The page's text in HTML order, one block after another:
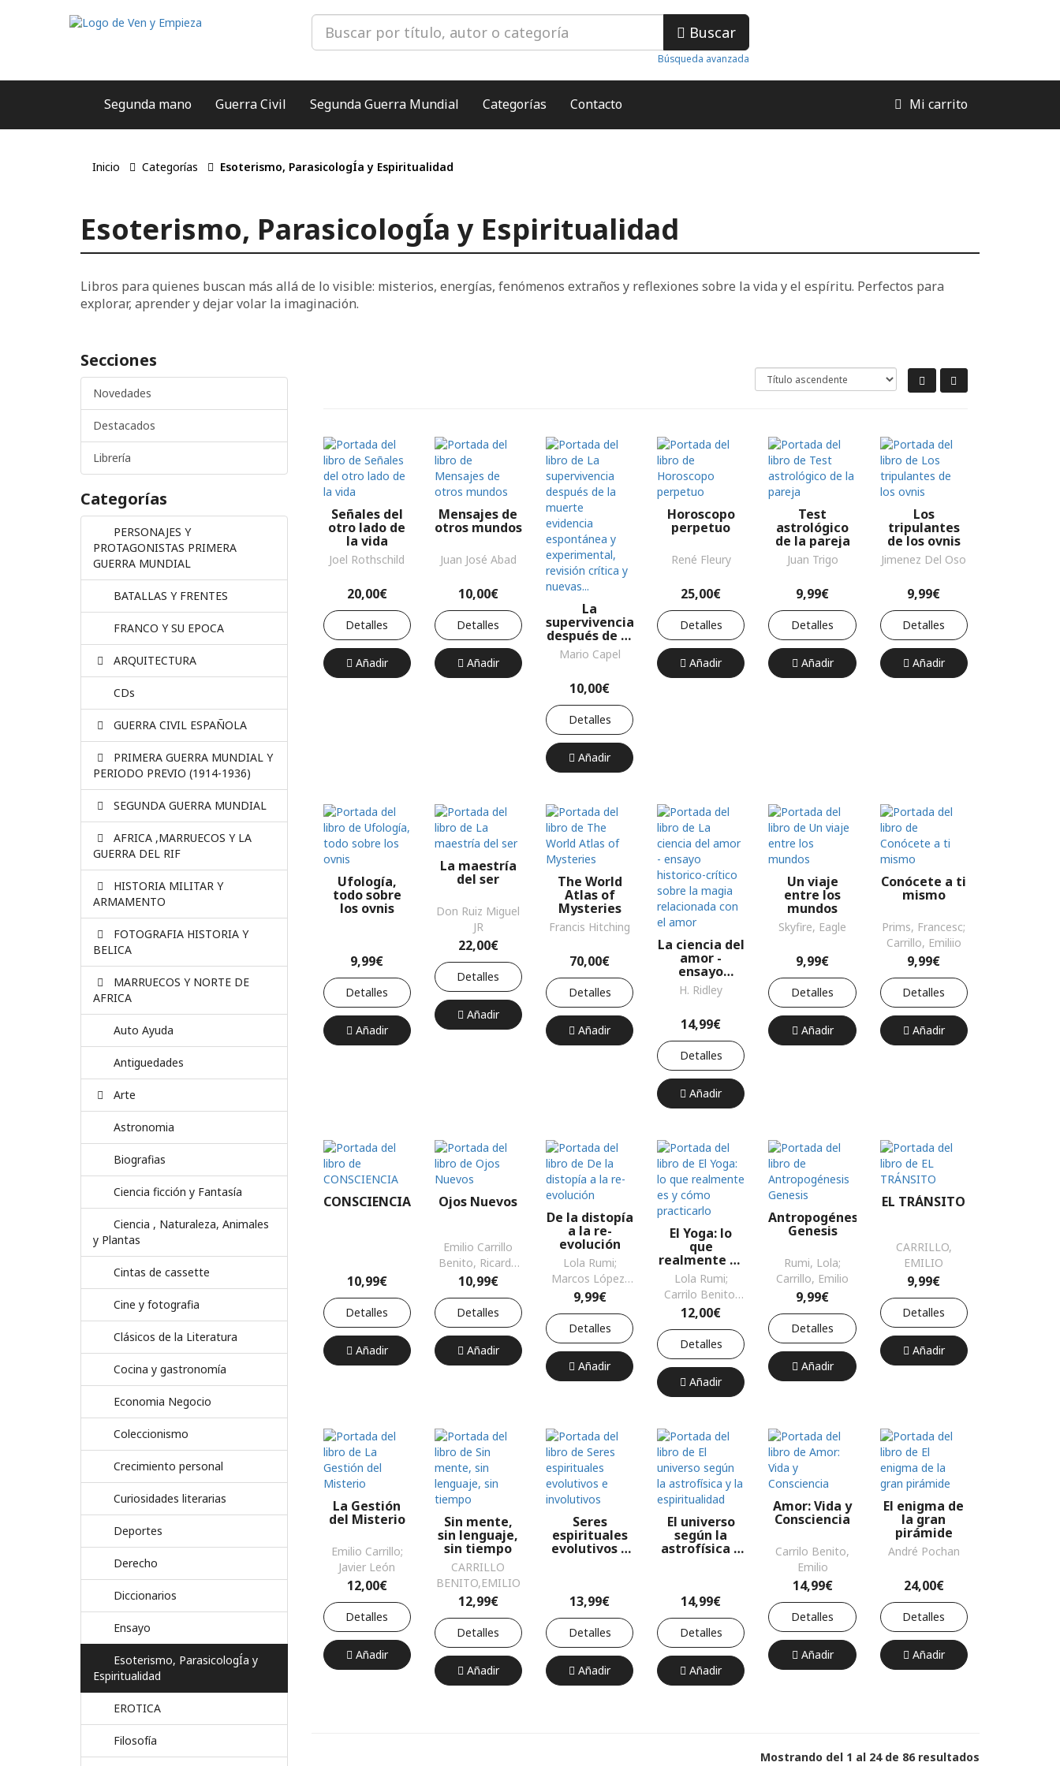
Buscar
Búsqueda avanzada
Segunda mano Guerra Civil Segunda Guerra Mundial Categorías Contacto Mi carrito
Inicio Categorías Esoterismo, ParasicologÍa y Espiritualidad
Esoterismo, ParasicologÍa y Espiritualidad
Libros para quienes buscan más allá de lo visible: misterios, energías, fenómenos extraños y reflexiones sobre la vida y el espíritu. Perfectos para
explorar, aprender y dejar volar la imaginación.
Señales del
otro lado de
la vida
Joel Rothschild
20,00€
Detalles
Añadir
Mensajes de
otros mundos
Juan José Abad
10,00€
Detalles
Añadir
La
supervivencia
después de la
muerte
evidencia
experimental,
revisión
crítica y
nuevas...
Mario Capel
10,00€
Detalles
Añadir
Horoscopo
perpetuo
René Fleury
25,00€
Detalles
Añadir
Test
astrológico
de la pareja
Juan Trigo
9,99€
Detalles
Añadir
Los
tripulantes
de los ovnis
Jimenez Del Oso
9,99€
Detalles
Añadir
Ufología,
todo sobre
los ovnis
9,99€
Detalles
Añadir
La maestría
del ser
Don Ruiz Miguel
JR
22,00€
Detalles
Añadir
The World
Atlas of
Mysteries
Francis Hitching
70,00€
Detalles
Añadir
La ciencia del
amor -
ensayo
historico-
crítico sobre
relacionada
con el amor
H. Ridley
14,99€
Detalles
Añadir
Un viaje
entre los
mundos
Skyfire, Eagle
9,99€
Detalles
Añadir
Conócete a ti
mismo
Prims, Francesc;
Carrillo, Emiliio
9,99€
Detalles
Añadir
CONSCIENCIA
10,99€
Detalles
Añadir
Ojos Nuevos
Emilio Carrillo
Benito, Ricardo
Muñoz Martínez
10,99€
Detalles
Añadir
De la distopía
a la re-
evolución
Lola Rumi;
Marcos López,
Vicente Marcos;
Sergio;
Grinszpun,
Ricardo Andrés;
González
Delagado
Gutiérrez, José
Alfonso; Carrillo
Benito, Emilio
9,99€
Detalles
Añadir
El Yoga: lo
que
realmente es
y cómo
practicarlo
Lola Rumi;
Carrilo Benito,
Emilio
12,00€
Detalles
Añadir
Antropogénesis
Genesis
Rumi, Lola;
Carrillo, Emilio
9,99€
Detalles
Añadir
EL TRÁNSITO
CARRILLO,
EMILIO
9,99€
Detalles
Añadir
La Gestión
del Misterio
Emilio Carrillo;
Javier León
12,00€
Detalles
Añadir
Sin mente,
sin lenguaje,
sin tiempo
CARRILLO
BENITO,EMILIO
12,99€
Detalles
Añadir
Seres
espirituales
evolutivos e
13,99€
Detalles
Añadir
El universo
según la
astrofísica y
14,99€
Detalles
Añadir
Amor: Vida y
Consciencia
Carrilo Benito,
Emilio
14,99€
Detalles
Añadir
El enigma de
la gran
pirámide
André Pochan
24,00€
Detalles
Añadir
Mostrando del 1 al 24 de 86 resultados
Secciones
Novedades
Destacados
Librería
Categorías
PERSONAJES Y
PROTAGONISTAS PRIMERA
GUERRA MUNDIAL
BATALLAS Y FRENTES
FRANCO Y SU EPOCA
ARQUITECTURA
CDs
GUERRA CIVIL ESPAÑOLA
PRIMERA GUERRA MUNDIAL Y
PERIODO PREVIO (1914-1936)
SEGUNDA GUERRA MUNDIAL
AFRICA ,MARRUECOS Y LA
GUERRA DEL RIF
HISTORIA MILITAR Y
ARMAMENTO
FOTOGRAFIA HISTORIA Y
BELICA
MARRUECOS Y NORTE DE
AFRICA
Auto Ayuda
Antiguedades
Arte
Astronomia
Biografias
Ciencia ficción y Fantasía
Ciencia , Naturaleza, Animales
y Plantas
Cintas de cassette
Cine y fotografia
Clásicos de la Literatura
Cocina y gastronomía
Economia Negocio
Coleccionismo
Crecimiento personal
Curiosidades literarias
Deportes
Derecho
Diccionarios
Ensayo
Esoterismo, ParasicologÍa y
Espiritualidad
EROTICA
Filosofía